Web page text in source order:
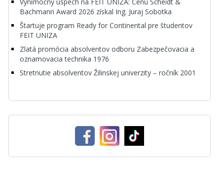
Bachmann Award 2026 získal Ing. Juraj Sobotka
Štartuje program Ready for Continental pre študentov
FEIT UNIZA
Zlatá promócia absolventov odboru Zabezpečovacia a
oznamovacia technika 1976
Stretnutie absolventov Žilinskej univerzity – ročník 2001